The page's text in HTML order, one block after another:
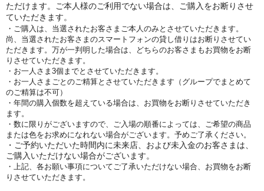
ただけます。ご本人様のご利用でない場合は、ご購入をお断りさせ
ていただきます。
・ご購入は、当選されたお客さまご本人のみとさせていただきます。
尚、当選されたお客さまのスマートフォンの貸し借りはお断りさせてい
ただきます。万が一判明した場合は、どちらのお客さまもお買物をお断
りさせていただきます。
・お一人さま3個までとさせていただきます。
・お一人さまごとのご精算とさせていただきます（グループでまとめて
のご精算は不可）
・年間の購入個数を超えている場合は、お買物をお断りさせていただき
ます。
・数に限りがございますので、ご入場の順番によっては、ご希望の商品
または色をお求めになれない場合がございます。予めご了承ください。
・ご予約いただいた時間内に未来店、および未入金のお客さまは、
ご購入いただけない場合がございます。
・上記、各お願い事項についてご了承いただけない場合、お買物をお断
りさせていただきます。